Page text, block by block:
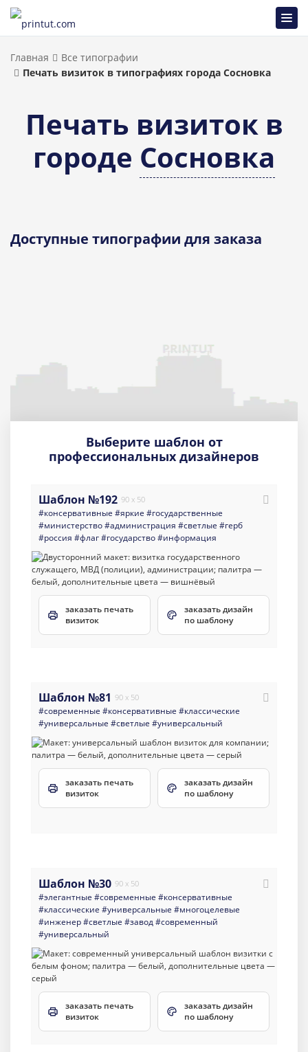
Главная
Все типографии
Печать визиток в типографиях города Сосновка
Печать визиток в
городе Сосновка
Доступные типографии для заказа
Выберите шаблон от
профессиональных дизайнеров
Шаблон №192 90 x 50
#консервативные #яркие #государственные
#министерство#администрация #светлые #герб
#россия #флаг#государство#информация
заказать печать
визиток
заказать дизайн
по шаблону
Шаблон №81 90 x 50
#современные #консервативные #классические
#универсальные #светлые #универсальный
заказать печать
визиток
заказать дизайн
по шаблону
Шаблон №30 90 x 50
#элегантные #современные #консервативные
#классические #универсальные #многоцелевые
#инженер#светлые #завод#современный
#универсальный
заказать печать
визиток
заказать дизайн
по шаблону